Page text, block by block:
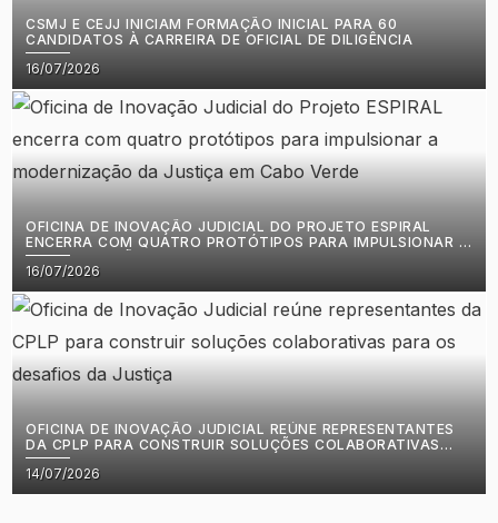
CSMJ E CEJJ INICIAM FORMAÇÃO INICIAL PARA 60
CANDIDATOS À CARREIRA DE OFICIAL DE DILIGÊNCIA
Posted
on
16/07/2026
OFICINA DE INOVAÇÃO JUDICIAL DO PROJETO ESPIRAL
ENCERRA COM QUATRO PROTÓTIPOS PARA IMPULSIONAR A
MODERNIZAÇÃO DA JUSTIÇA EM CABO VERDE
Posted
on
16/07/2026
OFICINA DE INOVAÇÃO JUDICIAL REÚNE REPRESENTANTES
DA CPLP PARA CONSTRUIR SOLUÇÕES COLABORATIVAS
PARA OS DESAFIOS DA JUSTIÇA
Posted
on
14/07/2026